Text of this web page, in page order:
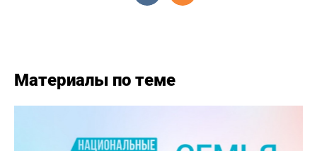
Материалы по теме